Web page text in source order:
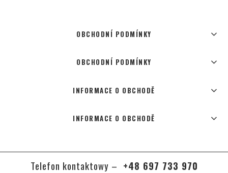
OBCHODNÍ PODMÍNKY
OBCHODNÍ PODMÍNKY
INFORMACE O OBCHODĚ
INFORMACE O OBCHODĚ
Telefon kontaktowy – +48 697 733 970